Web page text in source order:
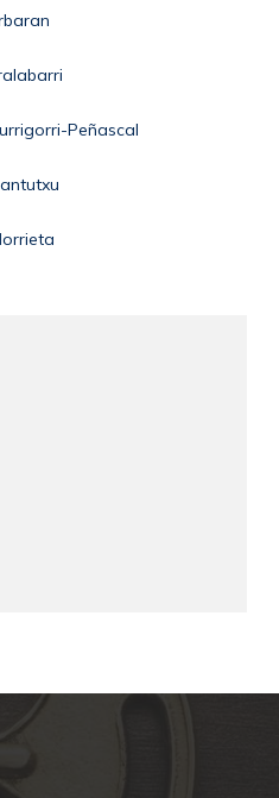
Peñascal